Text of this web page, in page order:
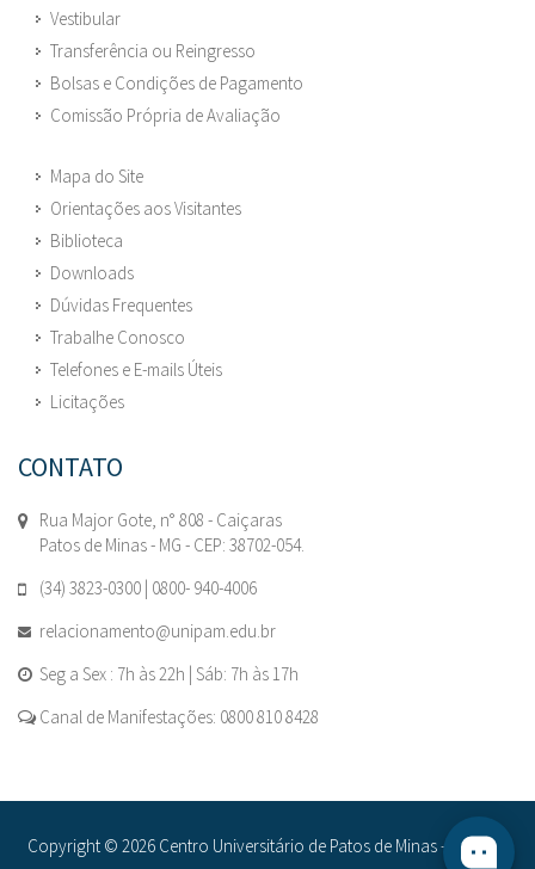
Vestibular
Transferência ou Reingresso
Bolsas e Condições de Pagamento
Comissão Própria de Avaliação
Mapa do Site
Orientações aos Visitantes
Biblioteca
Downloads
Dúvidas Frequentes
Trabalhe Conosco
Telefones e E-mails Úteis
Licitações
CONTATO
Rua Major Gote, n° 808 - Caiçaras
Patos de Minas - MG - CEP: 38702-054.
(34) 3823-0300 | 0800- 940-4006
relacionamento@unipam.edu.br
Seg a Sex : 7h às 22h | Sáb: 7h às 17h
Canal de Manifestações: 0800 810 8428
Copyright © 2026 Centro Universitário de Patos de Minas - UNIPAM.